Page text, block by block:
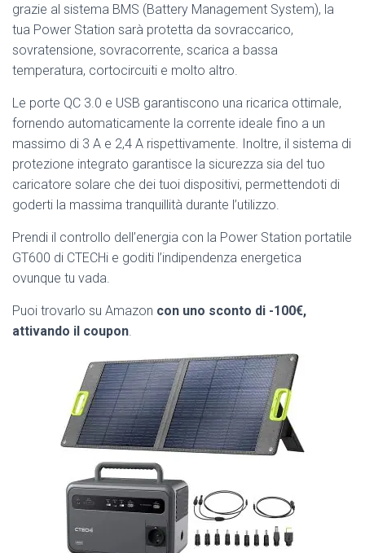
grazie al sistema BMS (Battery Management System), la
tua Power Station sarà protetta da sovraccarico,
sovratensione, sovracorrente, scarica a bassa
temperatura, cortocircuiti e molto altro.
Le porte QC 3.0 e USB garantiscono una ricarica ottimale,
fornendo automaticamente la corrente ideale fino a un
massimo di 3 A e 2,4 A rispettivamente. Inoltre, il sistema di
protezione integrato garantisce la sicurezza sia del tuo
caricatore solare che dei tuoi dispositivi, permettendoti di
goderti la massima tranquillità durante l’utilizzo.
Prendi il controllo dell’energia con la Power Station portatile
GT600 di CTECHi e goditi l’indipendenza energetica
ovunque tu vada.
Puoi trovarlo su Amazon con uno sconto di -100€,
attivando il coupon.